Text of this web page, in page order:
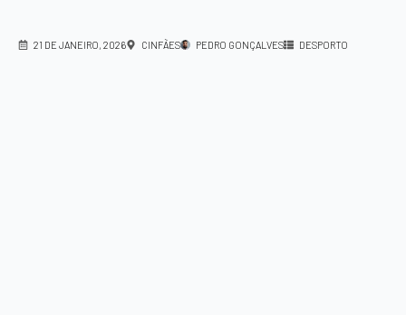
21 DE JANEIRO, 2026 CINFÃES PEDRO GONÇALVES DESPORTO